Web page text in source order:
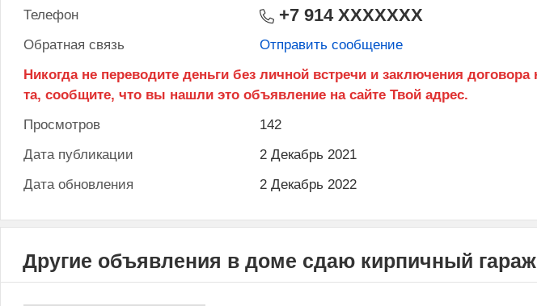
Телефон
+7 914 XXXXXXX
Обратная связь Отправить сообщение
Просмотров
142
Дата публикации
2 Декабрь 2021
Дата обновления
2 Декабрь 2022
Другие объявления в доме сдаю кирпичный гараж